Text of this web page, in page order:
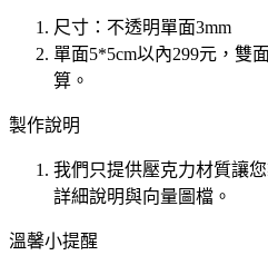
尺寸：不透明單面3mm
單面5*5cm以內299元，雙
算。
製作說明
我們只提供壓克力材質讓
詳細說明與向量圖檔。
溫馨小提醒